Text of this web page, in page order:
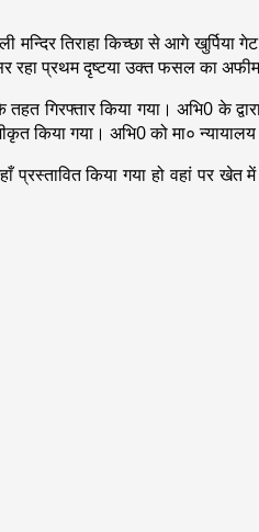
तिराहा किच्छा से आगे खुर्पिया
प्रथम दृष्टया उक्त फसल का अफीम
गिरफ्तार किया गया। अभि0 के
किया गया। अभि0 को मा०
किया गया हो वहां पर खेत में